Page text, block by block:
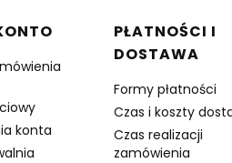
konta
PŁATNOŚCI I
DOSTAWA
Formy płatności
Czas i koszty
Czas realizacji
zamówienia